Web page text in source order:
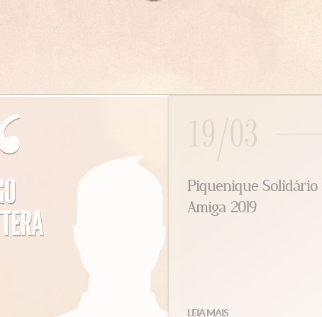
19/03
Piquenique Solidário
Amiga 2019
LEIA MAIS